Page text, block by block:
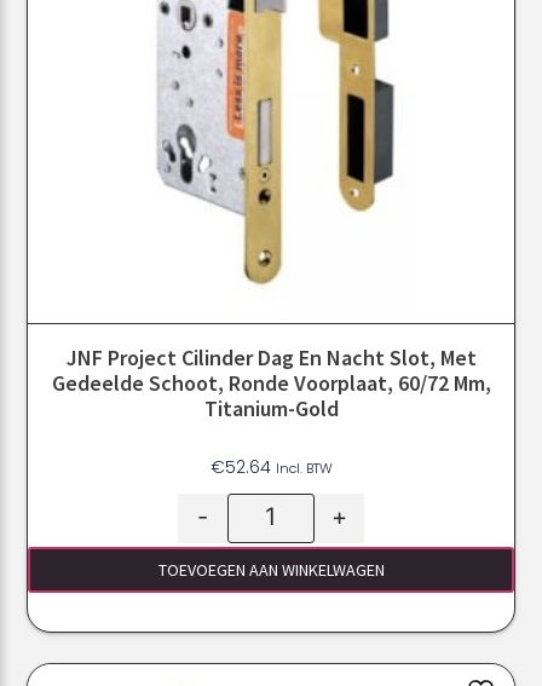
JNF Project Cilinder Dag En Nacht Slot, Met
Gedeelde Schoot, Ronde Voorplaat, 60/72 Mm,
Titanium-Gold
€52.64 Incl. BTW
- +
TOEVOEGEN AAN WINKELWAGEN